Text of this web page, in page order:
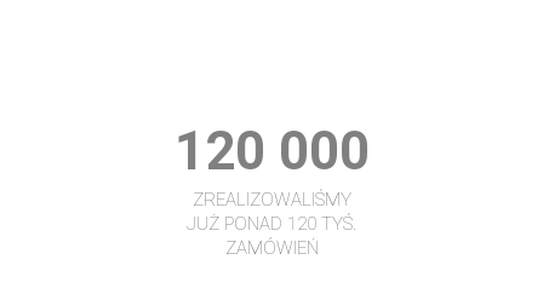
120 000
ZREALIZOWALIŚMY
JUŻ PONAD 120 TYŚ.
ZAMÓWIEŃ